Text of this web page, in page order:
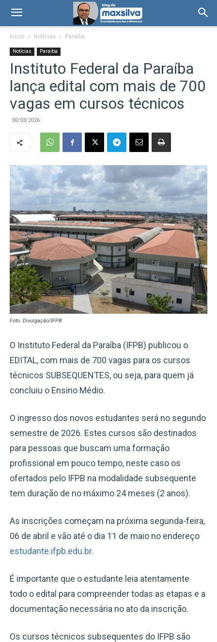
Início Notícias Paraíba
Notícias Paraíba
Instituto Federal da Paraíba
lança edital com mais de 700
vagas em cursos técnicos
30/03/2026
Foto: Divulgação/IFPB
O Instituto Federal da Paraíba (IFPB) publicou o
EDITAL, com mais de 700 vagas para os cursos
técnicos SUBSEQUENTES, ou seja, para quem já
concluiu o Ensino Médio.
O ingresso dos novos estudantes será no segundo
semestre de 2026. Estes cursos são destinados
para pessoas que buscam uma formação
profissional em pouco tempo, neste caso os
ofertados pelo IFPB na modalidade subsequente
tem duração de no máximo 24 meses (2 anos).
As inscrições começam na próxima segunda-feira,
06 de abril e vão até o dia 11 de maio no endereço
estudante.ifpb.edu.br.
É importante que o estudante leia atentamente
todo o edital para compreender todas as etapas e a
documentação necessária no ato da inscrição.
Os cursos técnicos subsequentes do IFPB são